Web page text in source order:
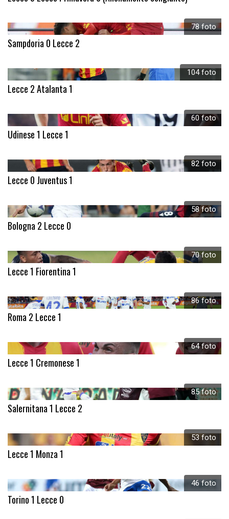
78 foto
Sampdoria 0 Lecce 2
104 foto
Lecce 2 Atalanta 1
60 foto
Udinese 1 Lecce 1
82 foto
Lecce 0 Juventus 1
58 foto
Bologna 2 Lecce 0
70 foto
Lecce 1 Fiorentina 1
86 foto
Roma 2 Lecce 1
64 foto
Lecce 1 Cremonese 1
85 foto
Salernitana 1 Lecce 2
53 foto
Lecce 1 Monza 1
46 foto
Torino 1 Lecce 0